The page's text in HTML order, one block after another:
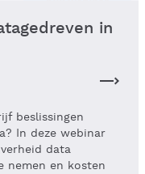
in
beslissingen
In deze webinar
data
nemen en kosten